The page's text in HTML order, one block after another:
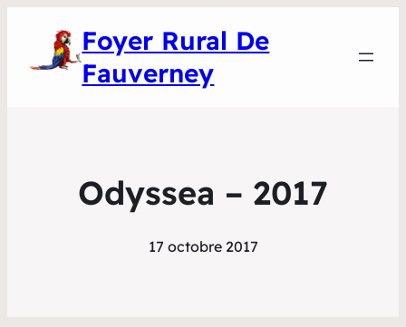
Foyer Rural De
Fauverney
Odyssea – 2017
17 octobre 2017